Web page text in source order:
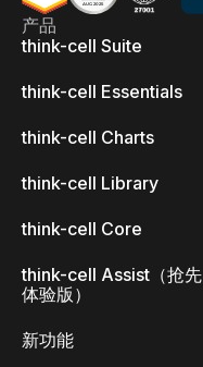
产品
think-cell Suite
think-cell Essentials
think-cell Charts
think-cell Library
think-cell Core
think-cell Assist（抢先
体验版）
新功能